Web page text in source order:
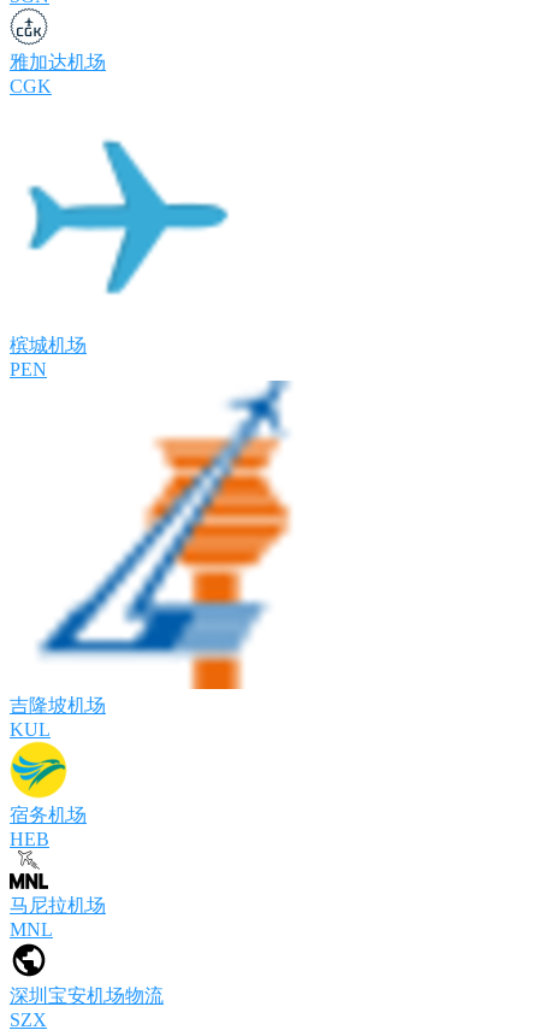
雅加达机场
CGK
槟城机场
PEN
吉隆坡机场
KUL
宿务机场
HEB
马尼拉机场
MNL
深圳宝安机场物流
SZX